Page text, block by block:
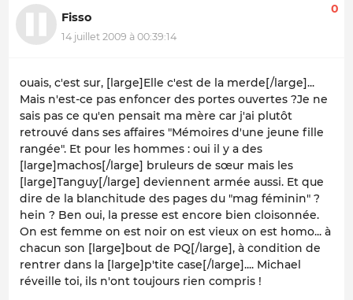
Fisso
14 juillet 2009 à 00:39:14
0
ouais, c'est sur, [large]Elle c'est de la merde[/large]...
Mais n'est-ce pas enfoncer des portes ouvertes ?Je ne
sais pas ce qu'en pensait ma mère car j'ai plutôt
retrouvé dans ses affaires "Mémoires d'une jeune fille
rangée". Et pour les hommes : oui il y a des
[large]machos[/large] bruleurs de sœur mais les
[large]Tanguy[/large] deviennent armée aussi. Et que
dire de la blanchitude des pages du "mag féminin" ?
hein ? Ben oui, la presse est encore bien cloisonnée.
On est femme on est noir on est vieux on est homo... à
chacun son [large]bout de PQ[/large], à condition de
rentrer dans la [large]p'tite case[/large].... Michael
réveille toi, ils n'ont toujours rien compris !